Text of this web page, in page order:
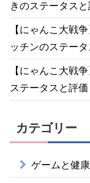
きのステータスと
【にゃんこ大戦
ッチンのステー
【にゃんこ大戦
ステータスと評価
カテゴリー
ゲームと健康